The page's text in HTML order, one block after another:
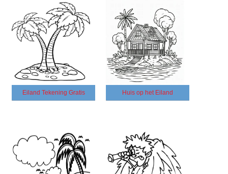
Eiland Tekening Gratis Huis op het Eiland